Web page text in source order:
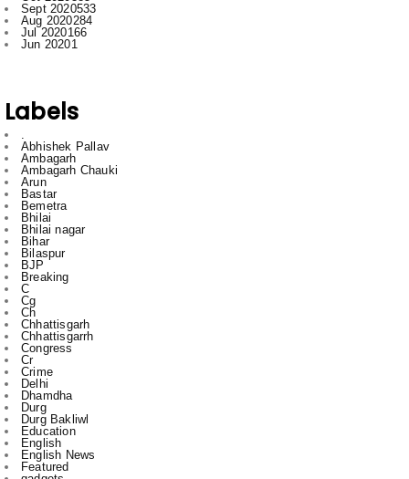
Ambagarh
Ambagarh Chauki
Bastar
Bemetra
Bhilai
Bhilai nagar
Bihar
Bilaspur
BJP
Breaking
C
Cg
Ch
Chhattisgarh
Chhattisgarrh
Congress
Cr
Crime
Delhi
Dhamdha
Durg
Durg Bakliwl
Education
English
English News
Featured
gadgets
gajendra yadav
HTC
Inda
Indai